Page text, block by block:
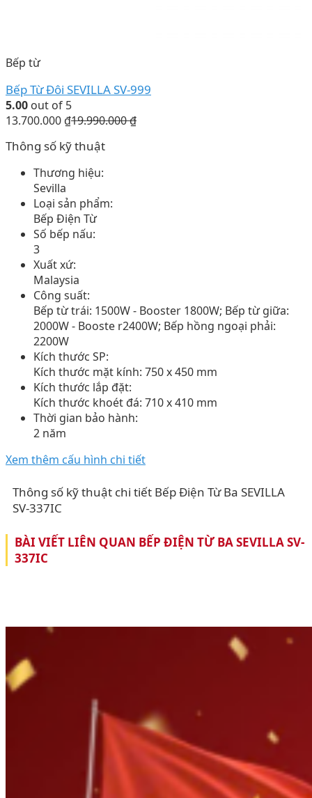
Bếp từ
Bếp Từ Đôi SEVILLA SV-999
5.00 out of 5
13.700.000 ₫19.990.000₫
Thông số kỹ thuật
Thương hiệu:
Sevilla
Loại sản phẩm:
Bếp Điện Từ
Số bếp nấu:
3
Xuất xứ:
Malaysia
Công suất:
Bếp từ trái: 1500W - Booster 1800W; Bếp từ giữa:
2000W - Booste r2400W; Bếp hồng ngoại phải:
2200W
Kích thước SP:
Kích thước mặt kính: 750 x 450 mm
Kích thước lắp đặt:
Kích thước khoét đá: 710 x 410 mm
Thời gian bảo hành:
2 năm
Xem thêm cấu hình chi tiết
Thông số kỹ thuật chi tiết Bếp Điện Từ Ba SEVILLA
SV-337IC
BÀI VIẾT LIÊN QUAN BẾP ĐIỆN TỪ BA SEVILLA SV-
337IC